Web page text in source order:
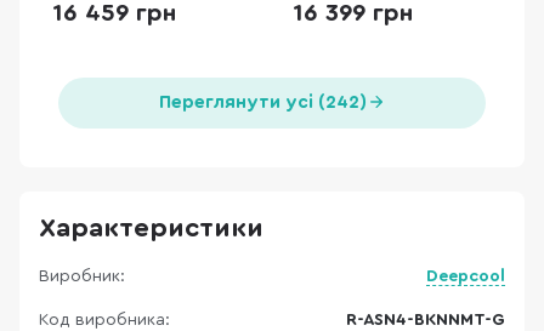
16 459 грн 16 399 грн
Переглянути усі (242)
Характеристики
Виробник: Deepcool
Код виробника: R-ASN4-BKNNMT-G